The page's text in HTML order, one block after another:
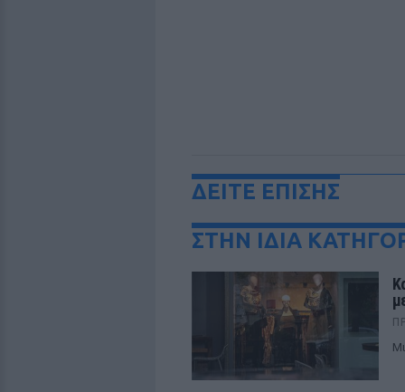
ΔΕΙΤΕ ΕΠΙΣΗΣ
ΣΤΗΝ ΙΔΙΑ